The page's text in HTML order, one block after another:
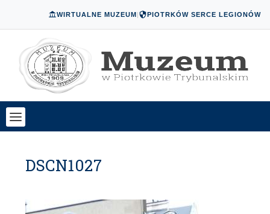
WIRTUALNE MUZEUM| PIOTRKÓW SERCE LEGIONÓW
DSCN1027